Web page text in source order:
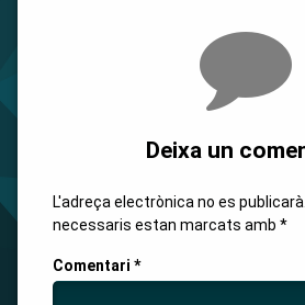
Deixa un
L'adreça electrònica no es publicarà.
necessaris estan marcats amb *
Comentari *